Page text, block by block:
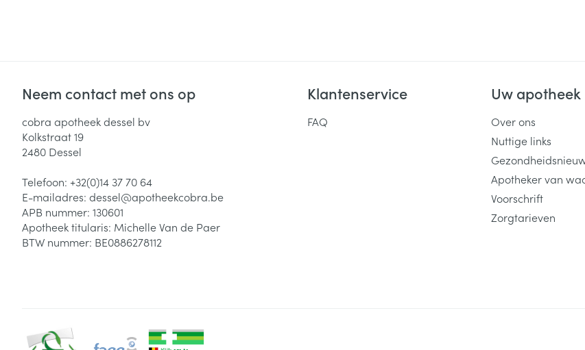
Neem contact met ons op
cobra apotheek dessel bv
Kolkstraat 19
2480 Dessel
Telefoon: +32(0)14 37 70 64
E-mailadres: dessel@apotheekcobra.be
APB nummer: 130601
Apotheek titularis: Michelle Van de Paer
BTW nummer: BE0886278112
Klantenservice
FAQ
Uw apotheek
Over ons
Nuttige links
Apotheker van
Voorschrift
Zorgtarieven